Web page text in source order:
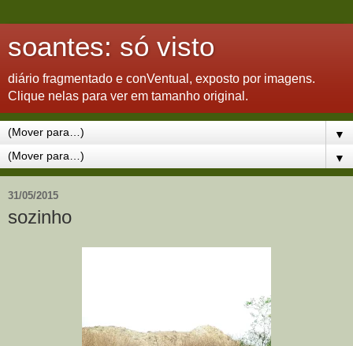
soantes: só visto
diário fragmentado e conVentual, exposto por imagens.
Clique nelas para ver em tamanho original.
▼
▼
31/05/2015
sozinho